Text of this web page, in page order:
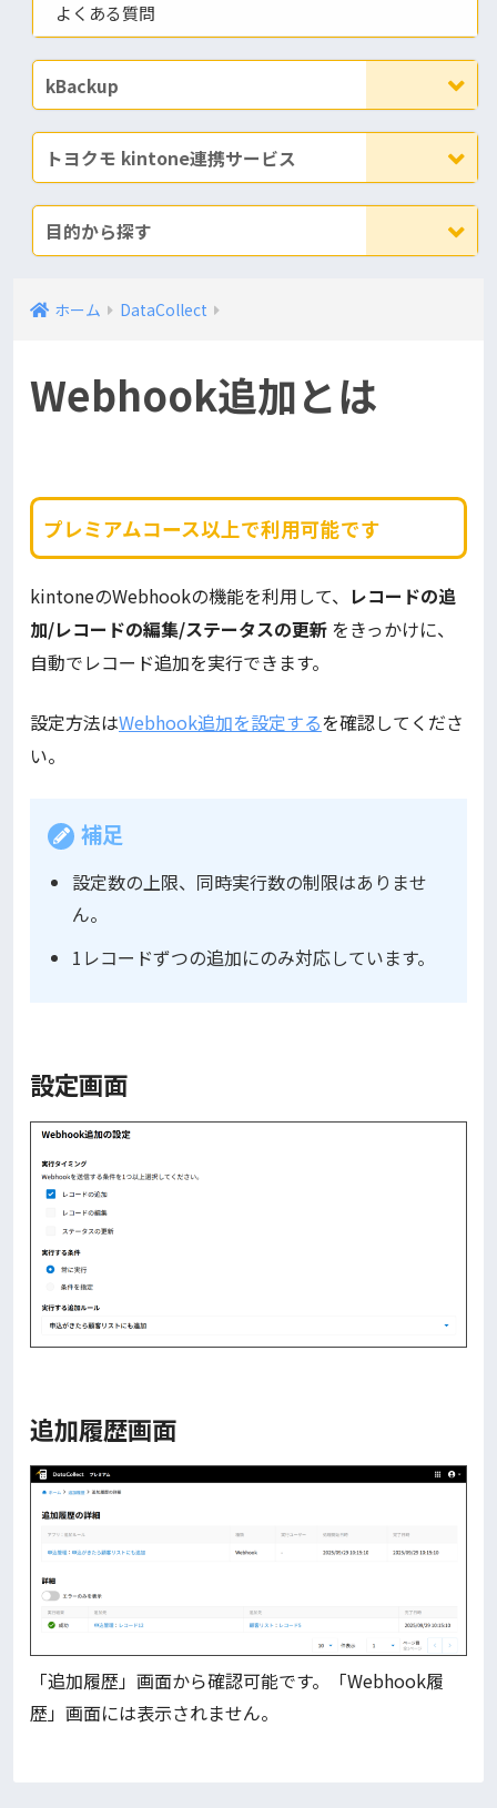
よくある質問
kBackup
トヨクモ kintone連携サービス
目的から探す
ホーム DataCollect
Webhook追加とは
プレミアムコース以上で利用可能です
kintoneのWebhookの機能を利用して、 レコードの追
加/レコードの編集/ステータスの更新 をきっかけに、
自動でレコード追加を実行できます。
設定方法はWebhook追加を設定するを確認してくださ
い。
補足
設定数の上限、同時実行数の制限はありませ
ん。
1レコードずつの追加にのみ対応しています。
設定画面
追加履歴画面
「追加履歴」画面から確認可能です。「Webhook履
歴」画面には表示されません。